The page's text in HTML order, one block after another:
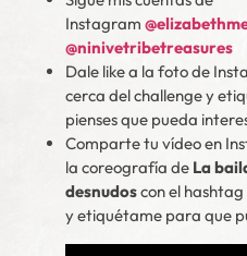
Instagram
@ninivetribetreasures
Dale like a la foto de
cerca del challenge y
pienses que pueda
Comparte tu vídeo en
la coreografía de La
desnudoscon el
y etiquétame para que